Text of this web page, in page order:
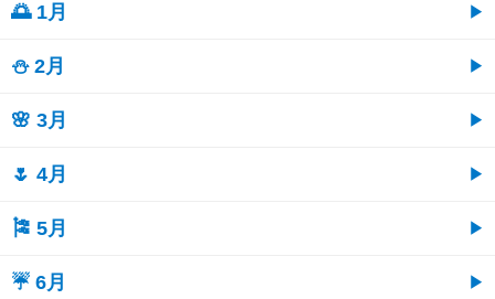
🌅 1月
⛄ 2月
🌸 3月
🌷 4月
🎏 5月
☔ 6月